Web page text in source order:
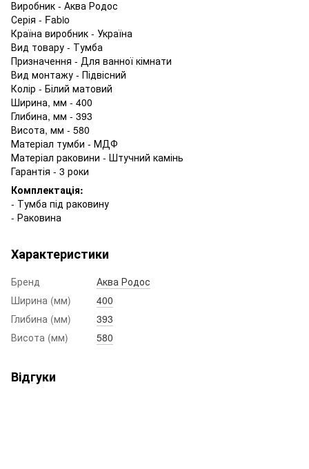
Виробник - Аква Родос
Серія - Fabio
Країна виробник - Україна
Вид товару - Тумба
Призначення - Для ванної кімнати
Вид монтажу - Підвісний
Колір - Білий матовий
Ширина, мм - 400
Глибина, мм - 393
Висота, мм - 580
Матеріал тумби - МДФ
Матеріал раковини - Штучний камінь
Гарантія - 3 роки
Комплектація:
- Тумба під раковину
- Раковина
Характеристики
Бренд
Аква Родос
Ширина (мм)
400
Глибина (мм)
393
Висота (мм)
580
Відгуки